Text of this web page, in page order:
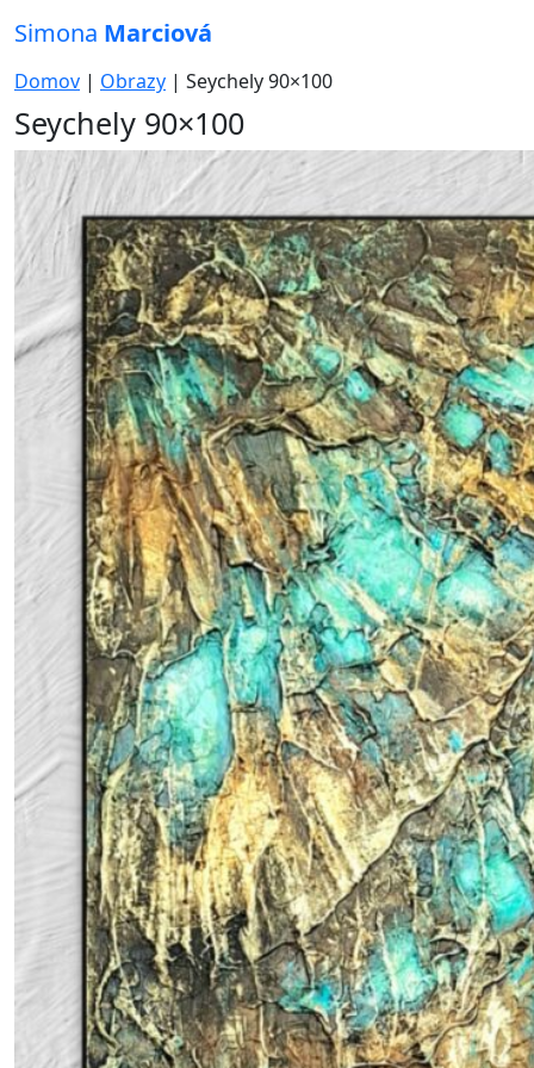
Simona Marciová
Domov | Obrazy | Seychely 90×100
Seychely 90×100